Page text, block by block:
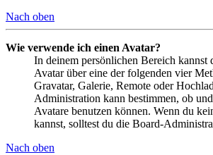
Nach oben
Wie verwende ich einen Avatar?
In deinem persönlichen Bereich kannst
Avatar über eine der folgenden vier
Gravatar, Galerie, Remote oder
Administration kann bestimmen, ob
Avatare benutzen können. Wenn du
kannst, solltest du die Board-
Nach oben